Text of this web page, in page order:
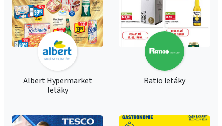
Albert Hypermarket
letáky
Ratio letáky